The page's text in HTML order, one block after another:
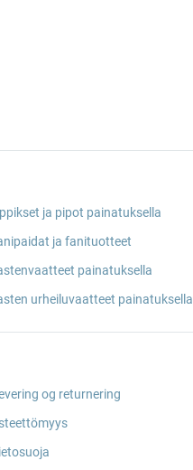
ja pipot painatuksella
ja fanituotteet
painatuksella
urheiluvaatteet painatuksella
og returnering